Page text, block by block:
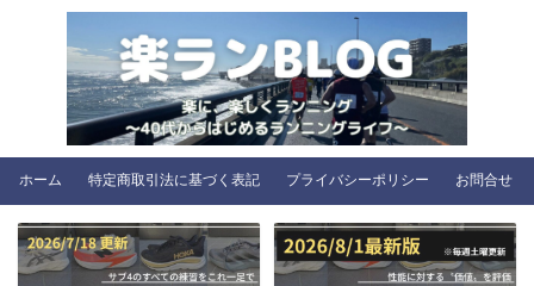
ホーム 特定商取引法に基づく表記 プライバシーポリシー お問合せ